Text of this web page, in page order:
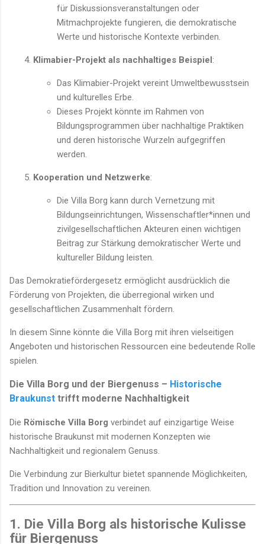
für Diskussionsveranstaltungen oder
Mitmachprojekte fungieren, die demokratische
Werte und historische Kontexte verbinden.
Klimabier-Projekt als nachhaltiges Beispiel:
Das Klimabier-Projekt vereint Umweltbewusstsein
und kulturelles Erbe.
Dieses Projekt könnte im Rahmen von
Bildungsprogrammen über nachhaltige Praktiken
und deren historische Wurzeln aufgegriffen
werden.
Kooperation und Netzwerke:
Die Villa Borg kann durch Vernetzung mit
Bildungseinrichtungen, Wissenschaftler*innen und
zivilgesellschaftlichen Akteuren einen wichtigen
Beitrag zur Stärkung demokratischer Werte und
kultureller Bildung leisten.
Das Demokratiefördergesetz ermöglicht ausdrücklich die
Förderung von Projekten, die überregional wirken und
gesellschaftlichen Zusammenhalt fördern.
In diesem Sinne könnte die Villa Borg mit ihren vielseitigen
Angeboten und historischen Ressourcen eine bedeutende Rolle
spielen.
Die Villa Borg und der Biergenuss – Historische
Braukunst trifft moderne Nachhaltigkeit
Die Römische Villa Borg verbindet auf einzigartige Weise
historische Braukunst mit modernen Konzepten wie
Nachhaltigkeit und regionalem Genuss.
Die Verbindung zur Bierkultur bietet spannende Möglichkeiten,
Tradition und Innovation zu vereinen.
1. Die Villa Borg als historische Kulisse
für Biergenuss